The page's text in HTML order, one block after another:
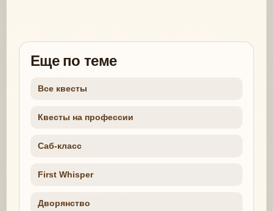
Еще по теме
Все квесты
Квесты на профессии
Саб-класс
First Whisper
Дворянство